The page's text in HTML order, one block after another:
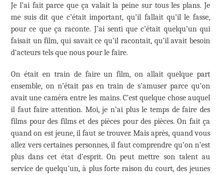
Je l’ai fait parce que ça valait la peine sur tous les plans. Je
me suis dit que c’était important, qu’il fallait qu’il le fasse,
pour ce que ça raconte. J’ai senti que c’était quelqu’un qui
faisait un film, qui savait ce qu’il racontait, qu’il avait besoin
d’acteurs tels que nous pour le faire.
On était en train de faire un film, on allait quelque part
ensemble, on n’était pas en train de s’amuser parce qu’on
avait une caméra entre les mains. C’est quelque chose auquel
il faut faire attention. Moi, je n’ai plus le temps de faire des
films pour des films et des pièces pour des pièces. On fait ça
quand on est jeune, il faut se trouver. Mais après, quand vous
allez vers certaines personnes, il faut comprendre qu’on n’est
plus dans cet état d’esprit. On peut mettre son talent au
service de quelqu’un, à plus forte raison du court, des jeunes